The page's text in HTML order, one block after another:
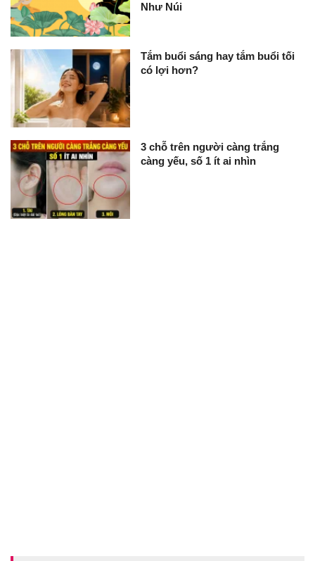
Như Núi
Tắm buổi sáng hay tắm buổi tối
có lợi hơn?
3 chỗ trên người càng trắng
càng yếu, số 1 ít ai nhìn